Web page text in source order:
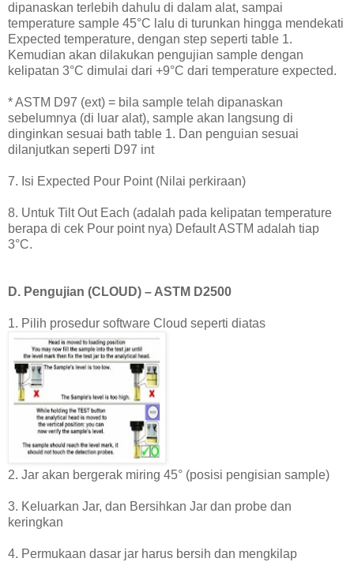
dipanaskan terlebih dahulu di dalam alat, sampai
temperature sample 45°C lalu di turunkan hingga mendekati
Expected temperature, dengan step seperti table 1.
Kemudian akan dilakukan pengujian sample dengan
kelipatan 3°C dimulai dari +9°C dari temperature expected.
* ASTM D97 (ext) = bila sample telah dipanaskan
sebelumnya (di luar alat), sample akan langsung di
dinginkan sesuai bath table 1. Dan penguian sesuai
dilanjutkan seperti D97 int
7. Isi Expected Pour Point (Nilai perkiraan)
8. Untuk Tilt Out Each (adalah pada kelipatan temperature
berapa di cek Pour point nya) Default ASTM adalah tiap
3°C.
D. Pengujian (CLOUD) – ASTM D2500
1. Pilih prosedur software Cloud seperti diatas
2. Jar akan bergerak miring 45° (posisi pengisian sample)
3. Keluarkan Jar, dan Bersihkan Jar dan probe dan
keringkan
4. Permukaan dasar jar harus bersih dan mengkilap